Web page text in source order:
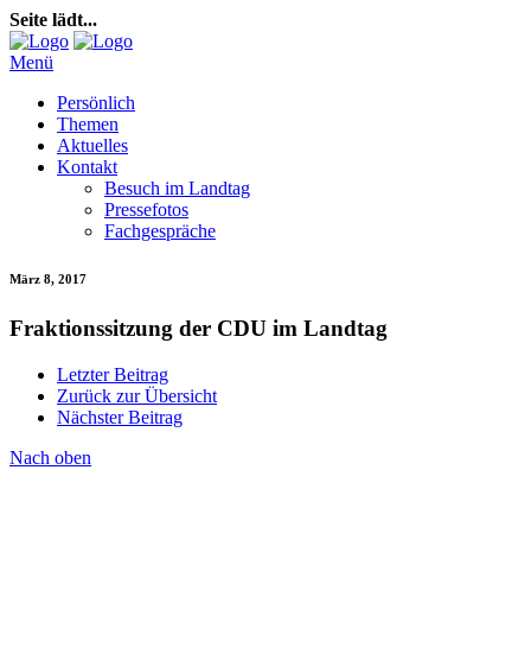
Seite lädt...
Menü
Persönlich
Themen
Aktuelles
Kontakt
Besuch im Landtag
Pressefotos
Fachgespräche
März 8, 2017
Fraktionssitzung der CDU im Landtag
Letzter Beitrag
Zurück zur Übersicht
Nächster Beitrag
Nach oben